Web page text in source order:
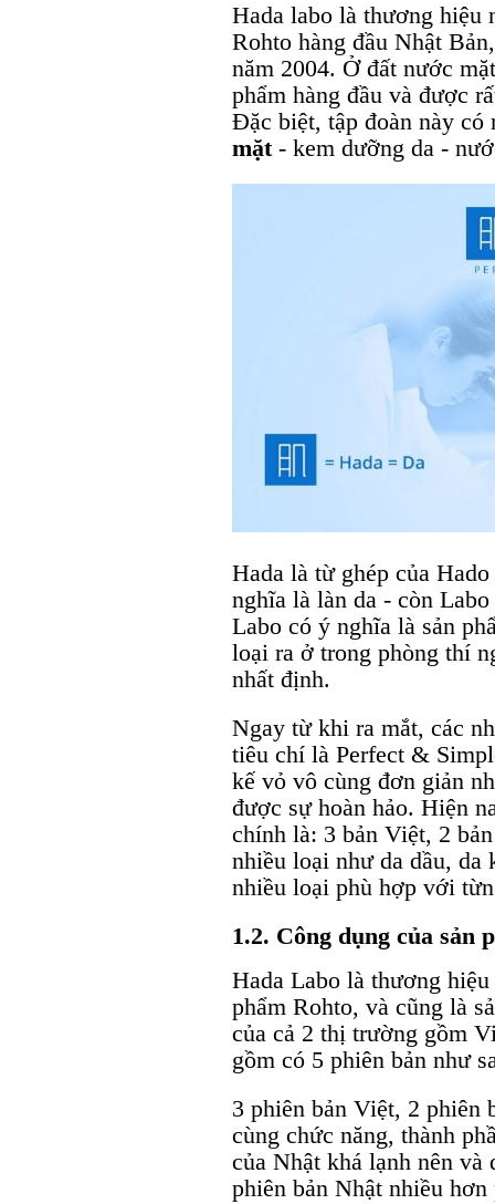
Hada labo là thương hiệu
Rohto hàng đầu Nhật
năm 2004. Ở đất nước
phẩm hàng đầu và được
Đặc biệt, tập đoàn này
mặt- kem dưỡng da -
Hada là từ ghép của
nghĩa là làn da - còn
Labo có ý nghĩa là sản
loại ra ở trong phòng thí
nhất định.
Ngay từ khi ra mắt, các
tiêu chí là Perfect &
kế vỏ vô cùng đơn giản
được sự hoàn hảo. Hiện
chính là: 3 bản Việt, 2
nhiều loại như da dầu, da
nhiều loại phù hợp với
1.2. Công dụng của sản
Hada Labo là thương
phẩm Rohto, và cũng là
của cả 2 thị trường gồm
gồm có 5 phiên bản như
3 phiên bản Việt, 2 phiên
cùng chức năng, thành
của Nhật khá lạnh nên
phiên bản Nhật nhiều